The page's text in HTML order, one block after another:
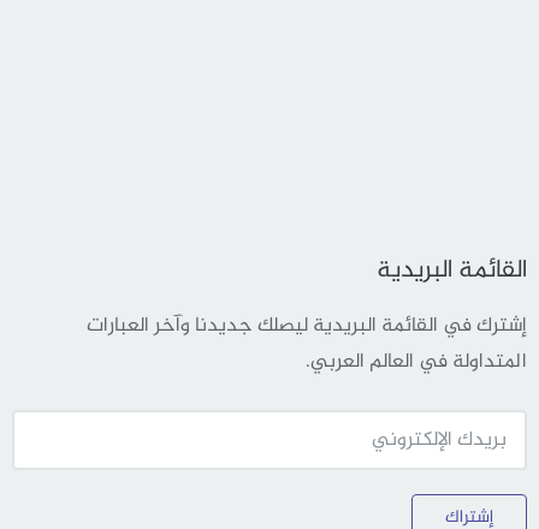
القائمة البريدية
إشترك في القائمة البريدية ليصلك جديدنا وآخر العبارات
المتداولة في العالم العربي.
إشتراك